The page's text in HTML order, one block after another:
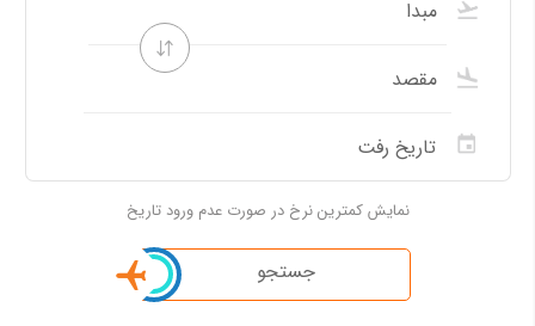
نمایش کمترین نرخ در صورت عدم ورود تاریخ
جستجو